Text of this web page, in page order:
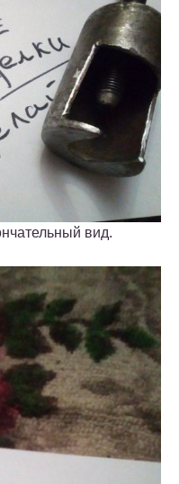
вид.